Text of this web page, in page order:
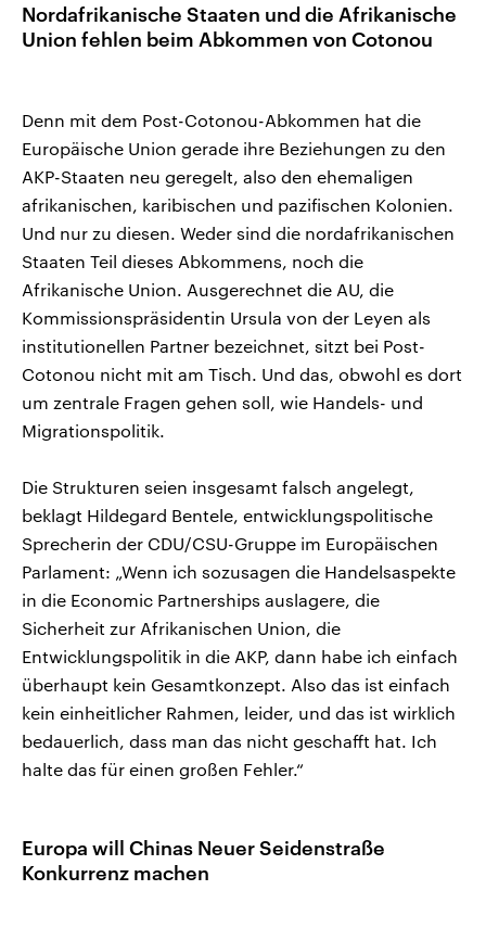
Nordafrikanische Staaten und die Afrikanische
Union fehlen beim Abkommen von Cotonou
Denn mit dem Post-Cotonou-Abkommen hat die
Europäische Union gerade ihre Beziehungen zu den
AKP-Staaten neu geregelt, also den ehemaligen
afrikanischen, karibischen und pazifischen Kolonien.
Und nur zu diesen. Weder sind die nordafrikanischen
Staaten Teil dieses Abkommens, noch die
Afrikanische Union. Ausgerechnet die AU, die
Kommissionspräsidentin Ursula von der Leyen als
institutionellen Partner bezeichnet, sitzt bei Post-
Cotonou nicht mit am Tisch. Und das, obwohl es dort
um zentrale Fragen gehen soll, wie Handels- und
Migrationspolitik.
Die Strukturen seien insgesamt falsch angelegt,
beklagt Hildegard Bentele, entwicklungspolitische
Sprecherin der CDU/CSU-Gruppe im Europäischen
Parlament: „Wenn ich sozusagen die Handelsaspekte
in die Economic Partnerships auslagere, die
Sicherheit zur Afrikanischen Union, die
Entwicklungspolitik in die AKP, dann habe ich einfach
überhaupt kein Gesamtkonzept. Also das ist einfach
kein einheitlicher Rahmen, leider, und das ist wirklich
bedauerlich, dass man das nicht geschafft hat. Ich
halte das für einen großen Fehler.“
Europa will Chinas Neuer Seidenstraße
Konkurrenz machen